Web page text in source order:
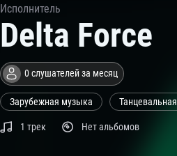
Исполнитель
Delta Force
0 слушателей за месяц
Зарубежная музыка Танцевальная
1 трек Нет альбомов